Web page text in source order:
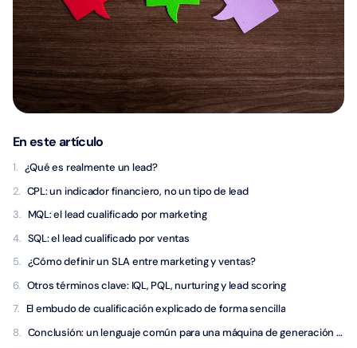
En este artículo
¿Qué es realmente un lead?
CPL: un indicador financiero, no un tipo de lead
MQL: el lead cualificado por marketing
SQL: el lead cualificado por ventas
¿Cómo definir un SLA entre marketing y ventas?
Otros términos clave: IQL, PQL, nurturing y lead scoring
El embudo de cualificación explicado de forma sencilla
Conclusión: un lenguaje común para una máquina de generación de leads eficaz